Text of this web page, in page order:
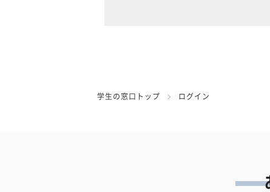
学生の窓口トップ ログイン